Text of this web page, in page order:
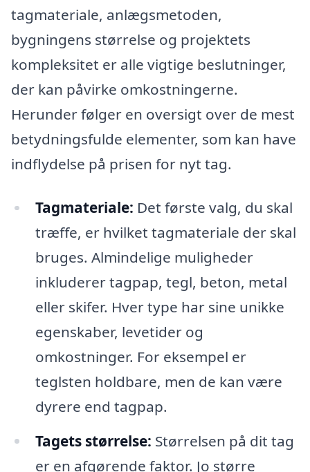
tagmateriale, anlægsmetoden,
bygningens størrelse og projektets
kompleksitet er alle vigtige beslutninger,
der kan påvirke omkostningerne.
Herunder følger en oversigt over de mest
betydningsfulde elementer, som kan have
indflydelse på prisen for nyt tag.
Tagmateriale: Det første valg, du skal
træffe, er hvilket tagmateriale der skal
bruges. Almindelige muligheder
inkluderer tagpap, tegl, beton, metal
eller skifer. Hver type har sine unikke
egenskaber, levetider og
omkostninger. For eksempel er
teglsten holdbare, men de kan være
dyrere end tagpap.
Tagets størrelse: Størrelsen på dit tag
er en afgørende faktor. Jo større